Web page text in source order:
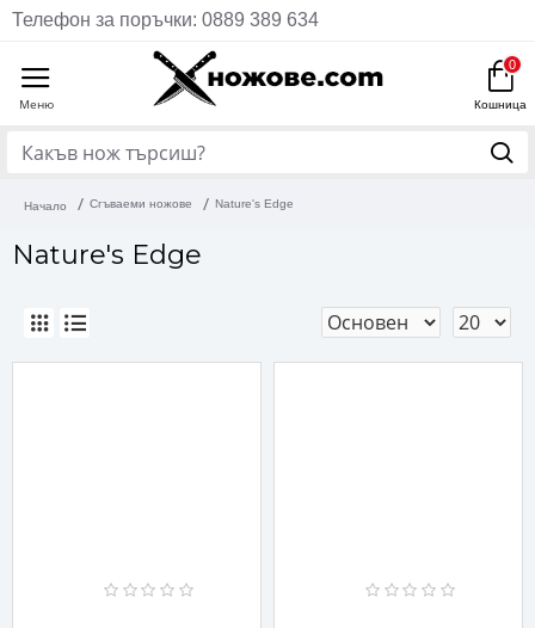
Телефон за поръчки: 0889 389 634
0
Начало Сгъваеми ножове Nature's Edge
Nature's Edge